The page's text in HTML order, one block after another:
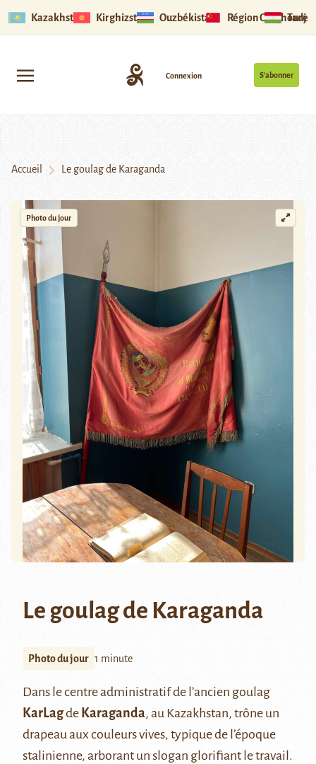
Kazakhstan Kirghizstan Ouzbékistan Région Ouïghoure
S’abonner
Connexion
Accueil Le goulag de Karaganda
Photo du jour
Le goulag de Karaganda
Photo du jour 1 minute
Dans le centre administratif de l’ancien goulag
KarLagde Karaganda, au Kazakhstan, trône un
drapeau aux couleurs vives, typique de l’époque
stalinienne, arborant un slogan glorifiant le travail.